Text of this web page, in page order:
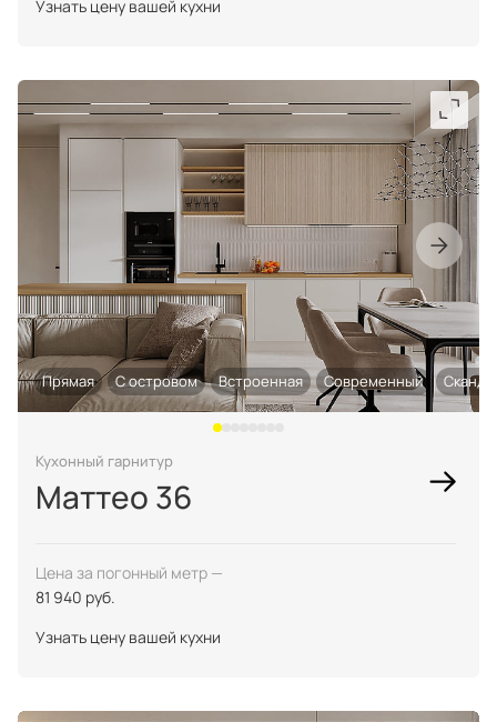
Узнать цену вашей кухни
Прямая С островом Встроенная Современный
Кухонный гарнитур
Маттео 36
Цена за погонный метр —
81 940 руб.
Узнать цену вашей кухни